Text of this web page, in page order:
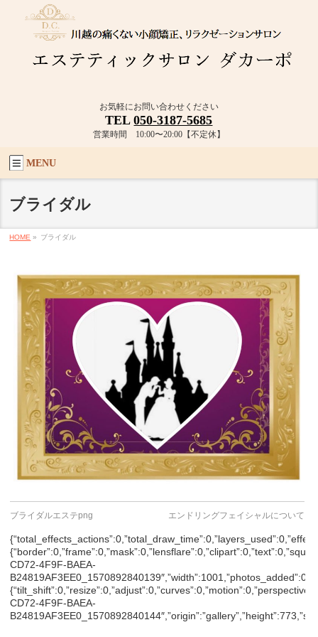
お気軽にお問い合わせください
TEL050-3187-5685
営業時間 10:00〜20:00【不定休】
MENU
ブライダル
HOME » ブライダル
ブライダルエステpng エンドリングフェイシャルについて
CD72-4F9F-BAEA-
CD72-4F9F-BAEA-